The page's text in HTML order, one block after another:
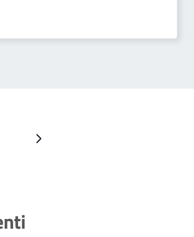
Pagina successiva